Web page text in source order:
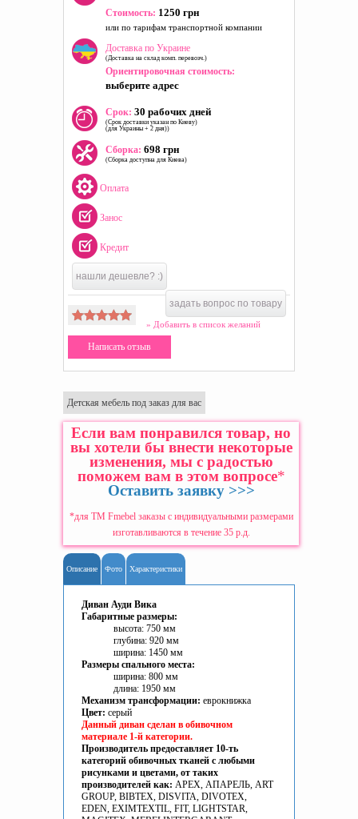
Стоимость: 1250 грн
или по тарифам транспортной компании
Доставка по Украине
(Доставка на склад комп. перевозч.)
Ориентировочная стоимость:
выберите адрес
Срок: 30 рабочих дней
(Срок доставки указан по Киеву)
(для Украины + 2 дня))
Сборка: 698 грн
(Сборка доступна для Киева)
Оплата
Занос
Кредит
нашли дешевле? :)
задать вопрос по товару
» Добавить в список желаний
Написать отзыв
Детская мебель под заказ для вас
Если вам понравился товар, но
вы хотели бы внести некоторые
изменения, мы с радостью
поможем вам в этом вопросе*
Оставить заявку >>>
*для ТМ Fmebel заказы с индивидуальными размерами
изготавливаются в течение 35 р.д.
Описание Фото Характеристики
Диван Ауди Вика
Габаритные размеры:
высота: 750 мм
глубина: 920 мм
ширина: 1450 мм
Размеры спального места:
ширина: 800 мм
длина: 1950 мм
Механизм трансформации: еврокнижка
Цвет: серый
Данный диван сделан в обивочном
материале 1-й категории.
Производитель предоставляет 10-ть
категорий обивочных тканей с любыми
рисунками и цветами, от таких
производителей как: APEX, АПАРЕЛЬ, ART
GROUP, BIBTEX, DISVITA, DIVOTEX,
EDEN, EXIMTEXTIL, FIT, LIGHTSTAR,